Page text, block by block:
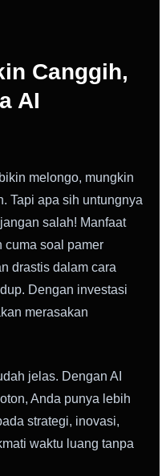
Canggih,
AI
melongo, mungkin
Tapi apa sih untungnya
salah! Manfaat
cuma soal pamer
drastis dalam cara
Dengan investasi
merasakan
jelas. Dengan AI
Anda punya lebih
strategi, inovasi,
waktu luang tanpa